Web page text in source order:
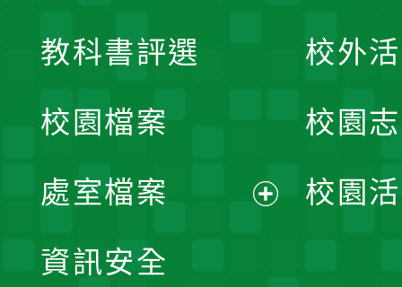
單
教科書評選
校園檔案
處室檔案
資訊安全
校外
校園
校園